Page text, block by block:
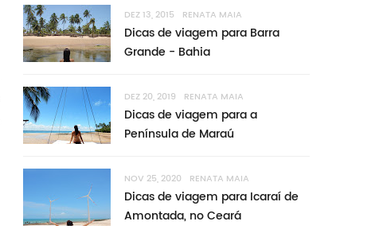
DEZ 13, 2015 RENATA MAIA
Dicas de viagem para Barra
Grande - Bahia
DEZ 20, 2019 RENATA MAIA
Dicas de viagem para a
Península de Maraú
NOV 25, 2020 RENATA MAIA
Dicas de viagem para Icaraí de
Amontada, no Ceará